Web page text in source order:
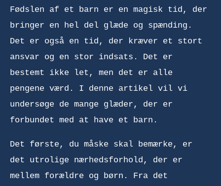
Fødslen af et barn er en magisk tid, der
bringer en hel del glæde og spænding.
Det er også en tid, der kræver et stort
ansvar og en stor indsats. Det er
bestemt ikke let, men det er alle
pengene værd. I denne artikel vil vi
undersøge de mange glæder, der er
forbundet med at have et barn.
Det første, du måske skal bemærke, er
det utrolige nærhedsforhold, der er
mellem forældre og børn. Fra det